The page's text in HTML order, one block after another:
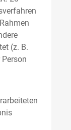
(z. B.